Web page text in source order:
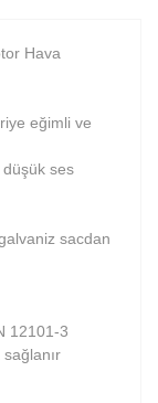
Hava
eğimli ve
düşük ses
sacdan
12101-3